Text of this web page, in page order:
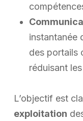
instantanée
des portails
réduisant
L’objectif est
exploitation